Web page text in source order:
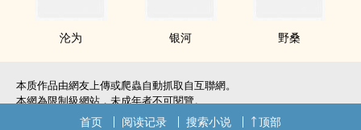
沦为 银河 野桑
本质作品由網友上傳或爬蟲自動抓取自互聯網。
本網為限制級網站，未成年者不可閱覽。
如無意中侵犯了您的權利，敬請聯系我們。
首页 阅读记录 搜索小说 顶部